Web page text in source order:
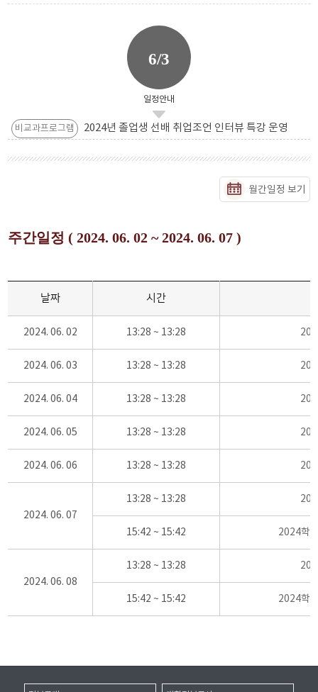
6/3
일정안내
비교과프로그램 2024년 졸업생 선배 취업조언 인터뷰 특강 운영
월간일정 보기
주간일정 ( 2024. 06. 02 ~ 2024. 06. 07 )
날짜 시간
2024. 06. 02 13:28 ~ 13:28
2024. 06. 03 13:28 ~ 13:28
2024. 06. 04 13:28 ~ 13:28
2024. 06. 05 13:28 ~ 13:28
2024. 06. 06 13:28 ~ 13:28
2024. 06. 07
13:28 ~ 13:28
15:42 ~ 15:42 2024학
2024. 06. 08
13:28 ~ 13:28
15:42 ~ 15:42 2024학